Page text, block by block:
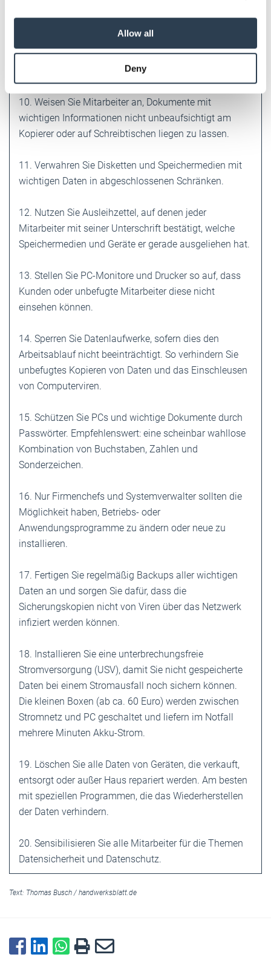
provided to them or that they’ve collected from your use
Weitere Informationen:Impressum Datenschutz
Allow all
Deny
9. Öffnen Sie keine unbekannten Mail­Anhänge und
starten Sie diese nicht, wenn es sich um Datei-
Endungen wie "bat", "com" "exe" oder "vbs" handelt.
10. Weisen Sie Mitarbeiter an, Dokumente mit
wichtigen Informationen nicht unbeaufsichtigt am
Kopierer oder auf Schreibtischen liegen zu lassen.
11. Verwahren Sie Disketten und Speichermedien mit
wichtigen Daten in abgeschlossenen Schränken.
12. Nutzen Sie Ausleihzettel, auf denen jeder
Mitarbeiter mit seiner Unterschrift bestätigt, welche
Speichermedien und Geräte er gerade ausgeliehen hat.
13. Stellen Sie PC-Monitore und Drucker so auf, dass
Kunden oder unbefugte Mitarbeiter diese nicht
einsehen können.
14. Sperren Sie Datenlaufwerke, sofern dies den
Arbeitsablauf nicht beeinträchtigt. So verhindern Sie
unbefugtes Kopieren von Daten und das Einschleusen
von Computerviren.
15. Schützen Sie PCs und wichtige Dokumente durch
Passwörter. Empfehlenswert: eine scheinbar wahllose
Kombination von Buchstaben, Zahlen und
Sonderzeichen.
16. Nur Firmenchefs und Systemverwalter sollten die
Möglichkeit haben, Betriebs- oder
Anwendungsprogramme zu ändern oder neue zu
installieren.
17. Fertigen Sie regelmäßig Backups aller wichtigen
Daten an und sorgen Sie dafür, dass die
Sicherungskopien nicht von Viren über das Netzwerk
infiziert werden können.
18. Installieren Sie eine unterbrechungsfreie
Stromversorgung (USV), damit Sie nicht gespeicherte
Daten bei einem Stromausfall noch sichern können.
Die kleinen Boxen (ab ca. 60 Euro) werden zwischen
Stromnetz und PC geschaltet und liefern im Notfall
mehrere Minuten Akku-Strom.
19. Löschen Sie alle Daten von Geräten, die verkauft,
entsorgt oder außer Haus repariert werden. Am besten
mit speziellen Programmen, die das Wiederherstellen
der Daten verhindern.
20. Sensibilisieren Sie alle Mitarbeiter für die Themen
Datensicherheit und Datenschutz.
Text: Thomas Busch / handwerksblatt.de